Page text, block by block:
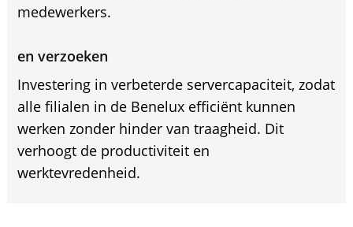
medewerkers.
en verzoeken
Investering in verbeterde servercapaciteit, zodat
alle filialen in de Benelux efficiënt kunnen
werken zonder hinder van traagheid. Dit
verhoogt de productiviteit en
werktevredenheid.